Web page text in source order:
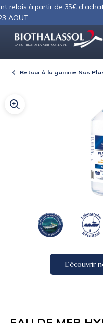
PAS
LA NUTRITION DE LA MER POUR LA VIE
Retour à la gamme Nos
Découvrir
Panneau de gestion des